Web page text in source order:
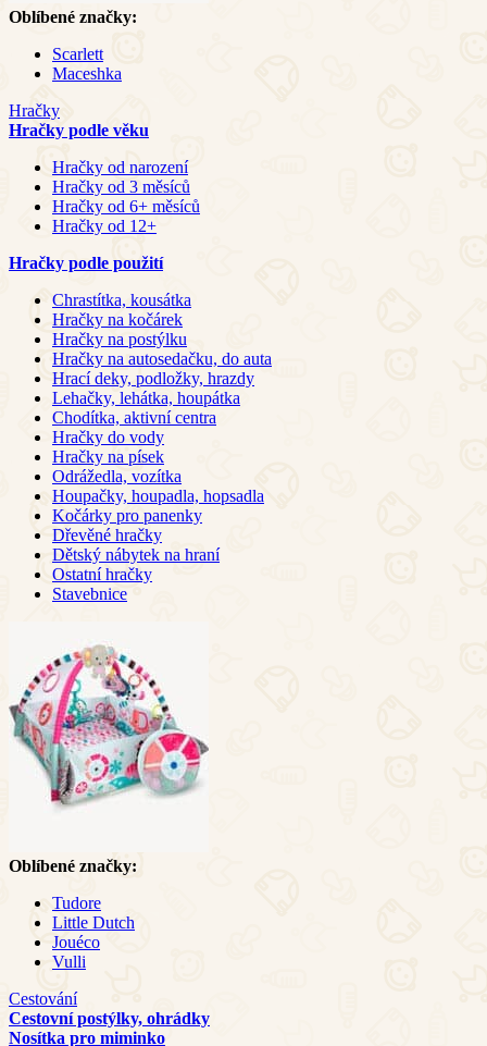
Oblíbené značky:
Scarlett
Maceshka
Hračky
Hračky podle věku
Hračky od narození
Hračky od 3 měsíců
Hračky od 6+ měsíců
Hračky od 12+
Hračky podle použití
Chrastítka, kousátka
Hračky na kočárek
Hračky na postýlku
Hračky na autosedačku, do auta
Hrací deky, podložky, hrazdy
Lehačky, lehátka, houpátka
Chodítka, aktivní centra
Hračky do vody
Hračky na písek
Odrážedla, vozítka
Houpačky, houpadla, hopsadla
Kočárky pro panenky
Dřevěné hračky
Dětský nábytek na hraní
Ostatní hračky
Stavebnice
Oblíbené značky:
Tudore
Little Dutch
Jouéco
Vulli
Cestování
Cestovní postýlky, ohrádky
Nosítka pro miminko